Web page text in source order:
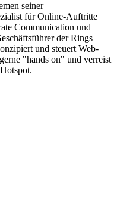
seiner
für Online-Auftritte
Communication und
der Rings
und steuert Web-
"hands on" und verreist